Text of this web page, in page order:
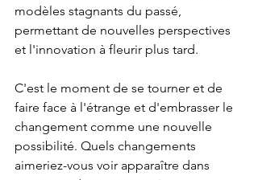
modèles stagnants du passé,
permettant de nouvelles perspectives
et l'innovation à fleurir plus tard.
C'est le moment de se tourner et de
faire face à l'étrange et d'embrasser le
changement comme une nouvelle
possibilité. Quels changements
aimeriez-vous voir apparaître dans